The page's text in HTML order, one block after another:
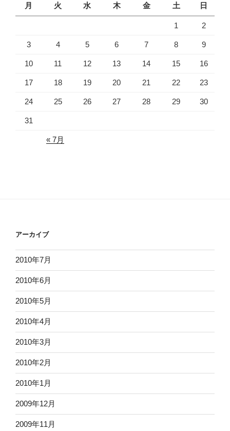
月
火 水 木 金 土 日
1 2
3 4 5 6 7 8 9
10 11 12 13 14 15 16
17 18 19 20 21 22 23
24 25 26 27 28 29 30
31
« 7月
アーカイブ
2010年7月
2010年6月
2010年5月
2010年4月
2010年3月
2010年2月
2010年1月
2009年12月
2009年11月